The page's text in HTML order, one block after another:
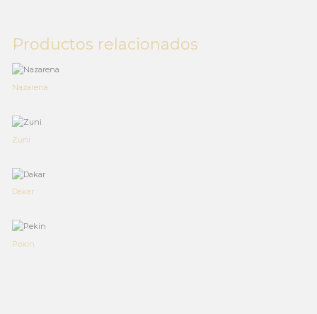
Productos relacionados
Nazarena
Zuni
Dakar
Pekin